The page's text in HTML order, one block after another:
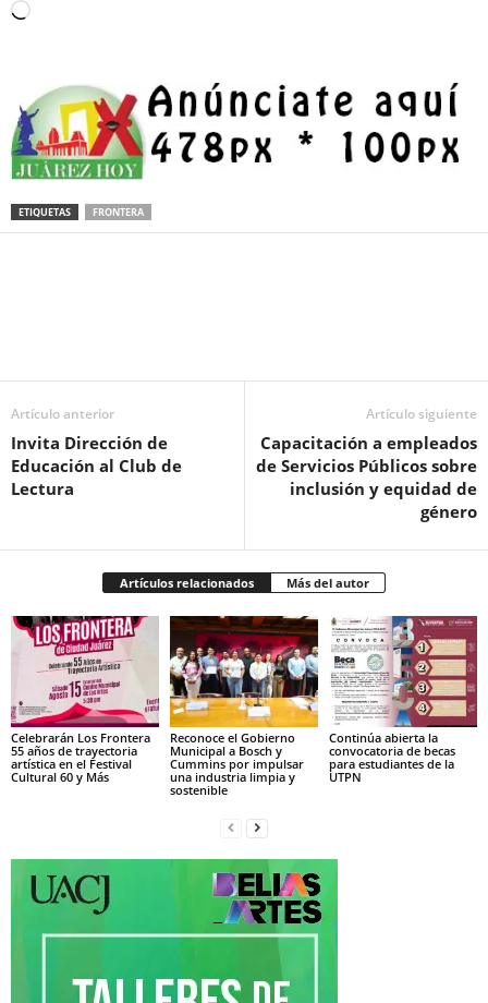
Loading…
ETIQUETAS FRONTERA
Artículo anterior
Invita Dirección de
Educación al Club de
Lectura
Artículo siguiente
Capacitación a empleados
de Servicios Públicos sobre
inclusión y equidad de
género
Artículos relacionados Más del autor
Celebrarán Los Frontera
55 años de trayectoria
artística en el Festival
Cultural 60 y Más
Reconoce el Gobierno
Municipal a Bosch y
Cummins por impulsar
una industria limpia y
sostenible
Continúa abierta la
convocatoria de becas
para estudiantes de la
UTPN